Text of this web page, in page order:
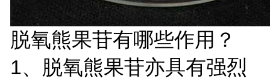
脱氧熊果苷有哪些作用？
1、脱氧熊果苷亦具有强烈